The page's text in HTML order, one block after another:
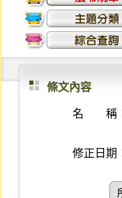
條文內容
名 稱
修正日期